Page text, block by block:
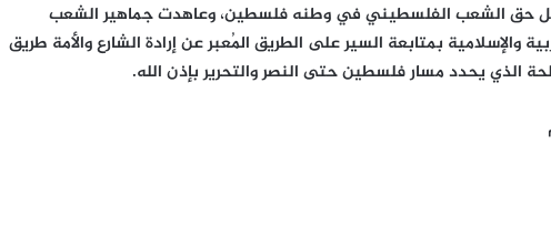
حق الشعب الفلسطيني في وطنه فلسطين، وعاهدت جماهير الشعب
والإسلامية بمتابعة السير على الطريق المُعبر عن إرادة الشارع والأمة طريق
الذي يحدد مسار فلسطين حتى النصر والتحرير بإذن الله.